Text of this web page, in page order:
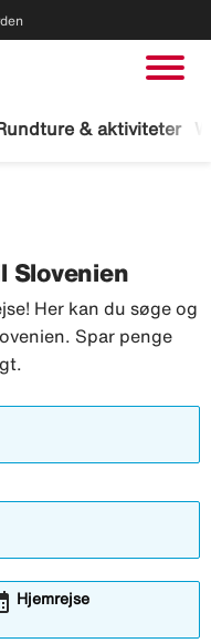
& aktiviteter
Slovenien
Her kan du søge og
Spar penge
Hjemrejse